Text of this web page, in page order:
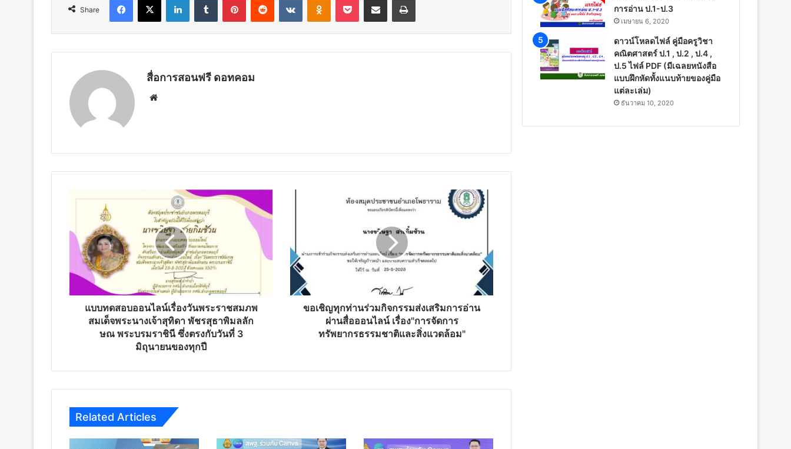
Share
สื่อการสอนฟรี ดอทคอม
เรื่อง
วันพระ
ราช
สมภพ
สมเด็จ
พระนาง
ษณ
พระบรม
ราชินี
ซึ่ง
แบบทดสอบออนไลน์เรื่องวันพระราชสมภพ
สมเด็จพระนางเจ้าสุทิดา พัชรสุธาพิมลลัก
ษณ พระบรมราชินี ซึ่งตรงกับวันที่ 3
มิถุนายนของทุกปี
กิจกรรม
ส่ง
เสริม
การ
อ่าน
และ
ขอเชิญทุกท่านร่วมกิจกรรมส่งเสริมการอ่าน
ผ่านสื่อออนไลน์ เรื่อง"การจัดการ
ทรัพยากรธรรมชาติและสิ่งแวดล้อม"
Related Articles
การอ่าน ป.1-ป.3
เมษายน 6, 2020
ดาวน์โหลดไฟล์ คู่มือครูวิชา
คณิตศาสตร์ ป.1 , ป.2 , ป.4 ,
ป.5 ไฟล์ PDF (มีเฉลยหนังสือ
แบบฝึกหัดทั้งแนบท้ายของคู่มือ
แต่ละเล่ม)
ธันวาคม 10, 2020